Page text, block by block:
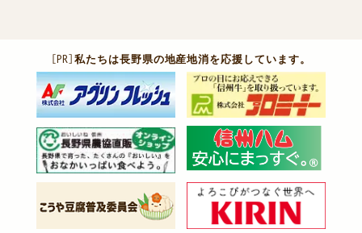
［PR］私たちは長野県の地産地消を応援しています。